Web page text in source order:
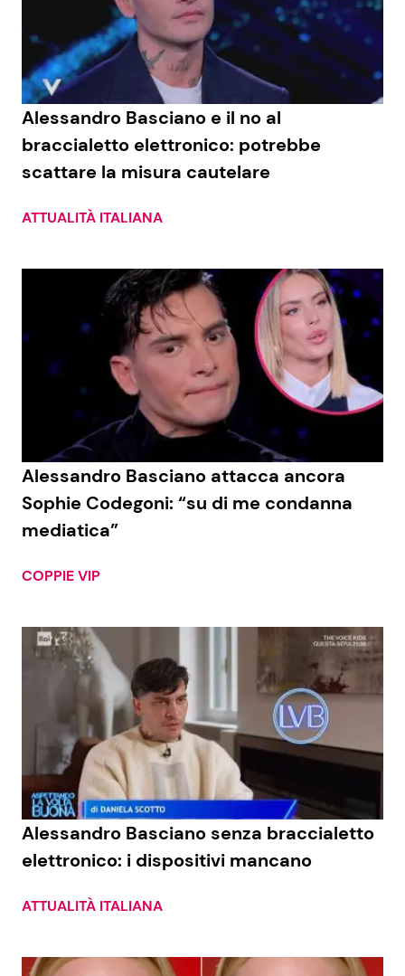
Viaggi e Turismo
Festività
Ricette Facili e Veloci
Ricette Feste
Ricette per Bambini
Chi siamo
Disclaimer e Privacy
Contattaci
Pubblicità
Privacy Policy
Alessandro Basciano e il no al
braccialetto elettronico: potrebbe
scattare la misura cautelare
ATTUALITÀ ITALIANA
Alessandro Basciano attacca ancora
Sophie Codegoni: “su di me condanna
mediatica”
COPPIE VIP
Alessandro Basciano senza braccialetto
elettronico: i dispositivi mancano
ATTUALITÀ ITALIANA